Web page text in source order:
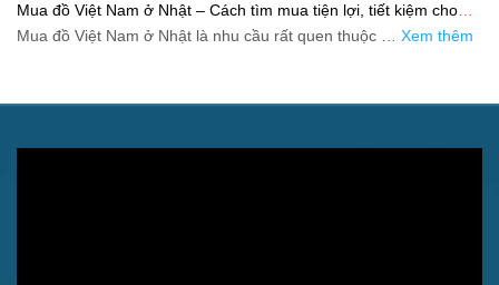
Mua đồ Việt Nam ở Nhật – Cách tìm mua tiện lợi, tiết kiệm cho
người xa quê
Mua đồ Việt Nam ở Nhật là nhu cầu rất quen thuộc … Xem thêm